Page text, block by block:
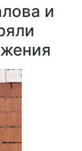
и